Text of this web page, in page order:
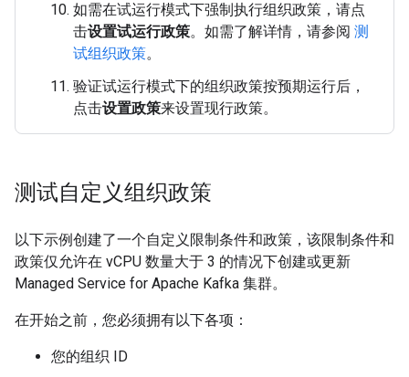
如需在试运行模式下强制执行组织政策，请点
击设置试运行政策。如需了解详情，请参阅 测
试组织政策。
验证试运行模式下的组织政策按预期运行后，
点击设置政策来设置现行政策。
测试自定义组织政策
以下示例创建了一个自定义限制条件和政策，该限制条件和
政策仅允许在 vCPU 数量大于 3 的情况下创建或更新
Managed Service for Apache Kafka 集群。
在开始之前，您必须拥有以下各项：
您的组织 ID